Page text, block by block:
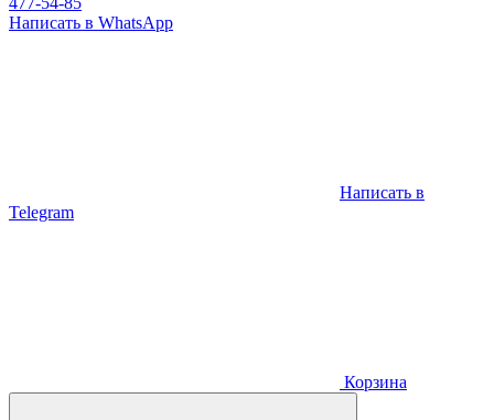
Написать в WhatsApp
Написать в
Telegram
Корзина